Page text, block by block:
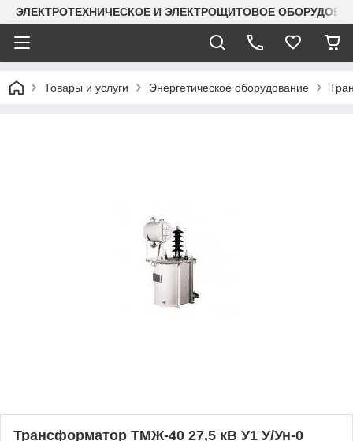
ЭЛЕКТРОТЕХНИЧЕСКОЕ И ЭЛЕКТРОЩИТОВОЕ
Товары и услуги Энергетическое оборудование
Трансформатор ТМЖ-40 27,5 кВ У1 У/Ун-0